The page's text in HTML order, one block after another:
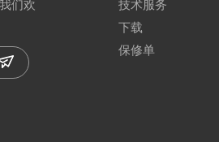
们欢
技术服务
下载
保修单